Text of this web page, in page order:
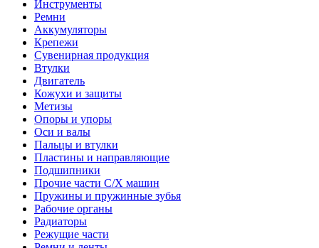
Инструменты
Ремни
Аккумуляторы
Крепежи
Сувенирная продукция
Втулки
Двигатель
Кожухи и защиты
Метизы
Опоры и упоры
Оси и валы
Пальцы и втулки
Пластины и направляющие
Подшипники
Прочие части С/Х машин
Пружины и пружинные зубья
Рабочие органы
Радиаторы
Режущие части